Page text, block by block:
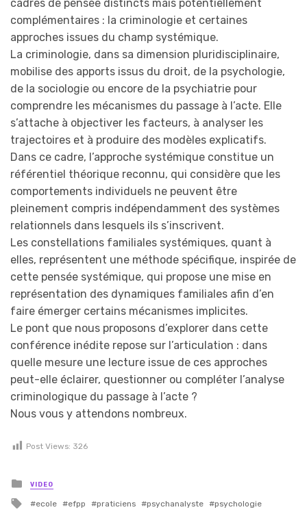
cadres de pensée distincts mais potentiellement
complémentaires : la criminologie et certaines
approches issues du champ systémique.
La criminologie, dans sa dimension pluridisciplinaire,
mobilise des apports issus du droit, de la psychologie,
de la sociologie ou encore de la psychiatrie pour
comprendre les mécanismes du passage à l’acte. Elle
s’attache à objectiver les facteurs, à analyser les
trajectoires et à produire des modèles explicatifs.
Dans ce cadre, l’approche systémique constitue un
référentiel théorique reconnu, qui considère que les
comportements individuels ne peuvent être
pleinement compris indépendamment des systèmes
relationnels dans lesquels ils s’inscrivent.
Les constellations familiales systémiques, quant à
elles, représentent une méthode spécifique, inspirée de
cette pensée systémique, qui propose une mise en
représentation des dynamiques familiales afin d’en
faire émerger certains mécanismes implicites.
Le pont que nous proposons d’explorer dans cette
conférence inédite repose sur l’articulation : dans
quelle mesure une lecture issue de ces approches
peut-elle éclairer, questionner ou compléter l’analyse
criminologique du passage à l’acte ?
Nous vous y attendons nombreux.
Post Views: 326
Posted in
VIDEO
Tagged with
ecole efpp praticiens psychanalyste
psychologie